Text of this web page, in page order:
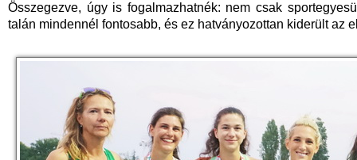
Összegezve, úgy is fogalmazhatnék: nem csak
talán mindennél fontosabb, és ez hatványozottan kiderült az